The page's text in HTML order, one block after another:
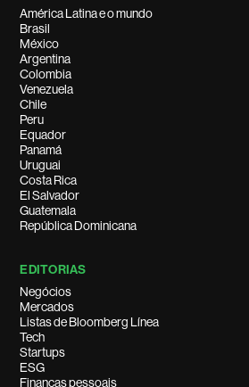
América Latina e o mundo
Brasil
México
Argentina
Colombia
Venezuela
Chile
Peru
Equador
Panamá
Uruguai
Costa Rica
El Salvador
Guatemala
República Dominicana
EDITORIAS
Negócios
Mercados
Listas de Bloomberg Línea
Tech
Startups
ESG
Finanças pessoais